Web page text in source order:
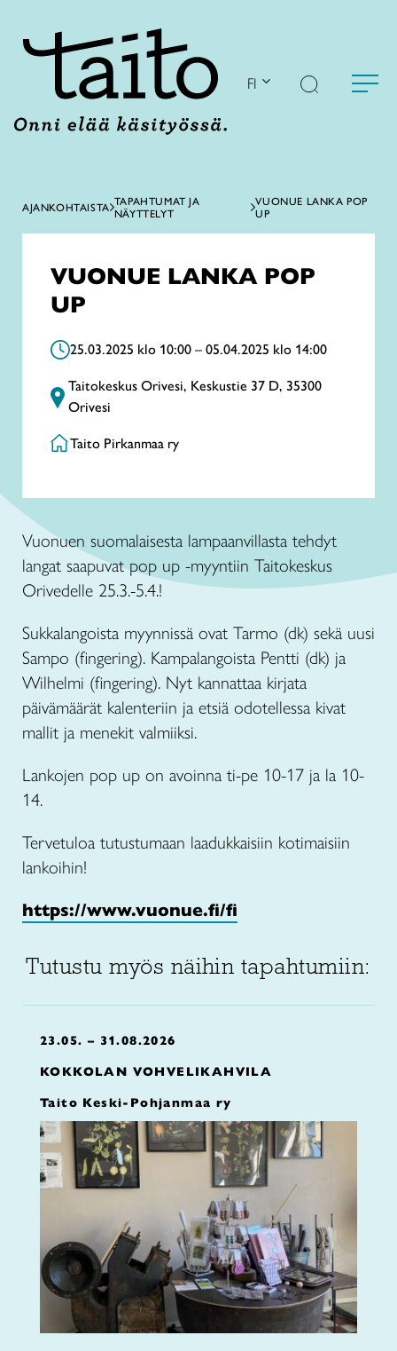
FI
AJANKOHTAISTA TAPAHTUMAT JA
NÄYTTELYT
VUONUE LANKA POP
UP
VUONUE LANKA POP
UP
25.03.2025 klo 10:00 – 05.04.2025 klo 14:00
Taitokeskus Orivesi, Keskustie 37 D, 35300
Orivesi
Taito Pirkanmaa ry
Vuonuen suomalaisesta lampaanvillasta tehdyt
langat saapuvat pop up -myyntiin Taitokeskus
Orivedelle 25.3.-5.4.!
Sukkalangoista myynnissä ovat Tarmo (dk) sekä uusi
Sampo (fingering). Kampalangoista Pentti (dk) ja
Wilhelmi (fingering). Nyt kannattaa kirjata
päivämäärät kalenteriin ja etsiä odotellessa kivat
mallit ja menekit valmiiksi.
Lankojen pop up on avoinna ti-pe 10-17 ja la 10-
14.
Tervetuloa tutustumaan laadukkaisiin kotimaisiin
lankoihin!
https://www.vuonue.fi/fi
Tutustu myös näihin tapahtumiin:
23.05. – 31.08.2026
KOKKOLAN VOHVELIKAHVILA
Taito Keski-Pohjanmaa ry